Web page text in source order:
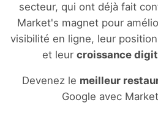
secteur, qui ont déjà fait
Market's magnet pour
visibilité en ligne, leur
et leur croissance
Devenez le meilleur
Google avec